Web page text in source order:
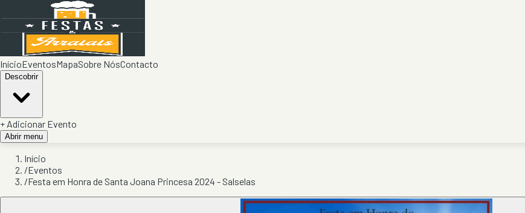
InícioEventosMapaSobre NósContacto
Descobrir
+ Adicionar Evento
Abrir menu
Início
/Eventos
/Festa em Honra de Santa Joana Princesa 2024 - Salselas